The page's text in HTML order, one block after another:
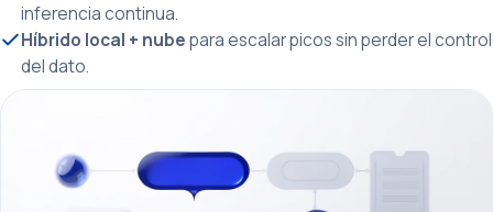
inferencia continua.
Híbrido local + nubepara escalar picos sin perder el control
del dato.